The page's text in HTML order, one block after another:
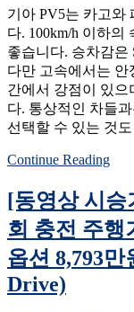
기아 PV5는 카고와
다. 100km/h 이하의
좋습니다. 승차감은
다만 고속에서는 안
간에서 강점이 있으
다. 통상적인 차들
선택할 수 있는 것
Continue Reading
[동영상 시승
회 충전 주행
옵션 8,793만
Drive)